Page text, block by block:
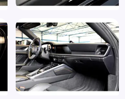
dimmend